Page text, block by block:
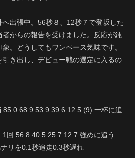
出張中。56秒８、12秒７で登坂した
からの報告を受けました。反応が鈍
。どうしてもワンペース気味です。
き出し、デビュー戦の選定に入るの
85.0 68.9 53.9 39.6 12.5 (9) 一杯に追
回 56.8 40.5 25.7 12.7 強めに追う
リを0.1秒追走0.3秒遅れ